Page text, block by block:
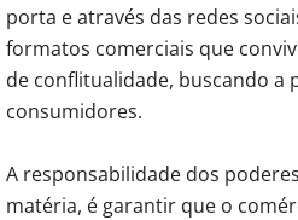
porta e através das redes
formatos comerciais que
de conflitualidade, buscando a
consumidores.
A responsabilidade dos
matéria, é garantir que o